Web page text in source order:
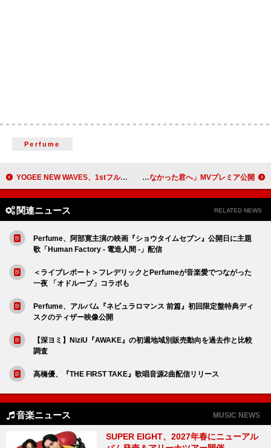
Perfume
YOGEE NEW WAVES、1stフルAL『PARAISO』リマスタリングver.配信決定 コレサワ、新曲「あたしを選ばなかった君へ」MVプレミア公開
関連ニュース RELATED NEWS
Perfume、阿部寛主演の映画『ショウタイムセブン』公開日に主題
歌「Human Factory - 電造人間 -」配信
＜ライブレポート＞フレデリックとPerfumeが音楽愛でつながった
一夜 「オドループ」コラボも
Perfume、アルバム『ネビュラロマンス 前篇』初回限定盤特典ディ
スクのティザー映像公開
【深ヨミ】NiziU『AWAKE』の初週地域別販売動向を過去作と比較
調査
高橋優、『THE FIRST TAKE』歌唱音源2曲配信リリース
音楽ニュース MUSIC NEWS
SUPER EIGHT、2027年春にニューアル